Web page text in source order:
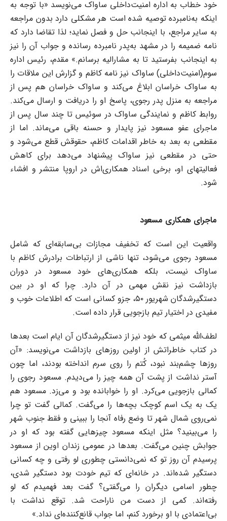
خود خطاب به اداره امنیت‌داخلی ساواک می‌نویسد «با توجه به
اینکه به‌نامبرده توصیه شده است هر مشکلی دارد بدون مراجعه
به سایر مراجع، با اینجانب حل و فصل نماید؛ لذا تقاضا دارد که
نامه ضمیمه را در مشهد به‌پدر نامبرده رسانده و جواب آن را نیز
به اینجانب بفرستید تا به مشارالیه برسانم.» مقدم، رئیس اداره
سوم(امنیت‌داخلی) ساواک نیز نامه کاظم و گزارش این ملاقات را
به ساواک خراسان ابلاغ می‌کند و ساواک خراسان هم پس از
مراجعه به منزل پدر رجوی، پاسخ او را دریافت و ارسال می‌کند.
روابط کاظم و نمایندگی ساواک در سوئیس تا چند سال پس از
ماجرای عفو مسعود نیز پایدار و حسنه باقی می‌ماند. اما از
مقطعی به بعد به خاطر اقدامات کاظم، حقوقش قطع می‌شود و
حتی در مقطعی نیز ساواک پیشنهاد می‌دهد برای کاهش
فعالیتهای او، برخی اسناد همکاری‌اش در اروپا منتشر و افشاء
شود.
ماجرای همکاری مسعود
واقعیت این است که تخفیف مجازات بی‌سابقه‌ای که شامل
مسعود رجوی می‌شود، تنها ناشی از ارتباطات برادرش کاظم با
ساواک نیست، بلکه همکاری‌های خود مسعود در دوران
بازداشت نیز نقش مهمی در آن دارد. چرا که او در بین
دستگیرشدگان شهریور ۵۰، جزو کسانی است که اطلاعات خوب و
مفیدی در اختیار تیم بازجویی قرار داده است.
لطف‌الله میثمی که خود نیز از دستگیرشدگان آن ایام است بعدها
در کتاب خاطراتش از اولین روزهای بازداشت می‌نویسد: «آن
روزها چشم‌بند نبود، کُتم را روی سرم انداخته بودند، اما چون
آستر نداشت از پشت آن همه چیز را می‌دیدم. مسعود رجوی را
کمالی بازجویی می‌کرد. او را خوابانده بود و می‌زد. مسعود هم
یک به یک اسم کوچک بچه‌ها را می‌گفت. کمالی گفت تو چرا
نمی‌روی شمال شهر تا وضع رفاه آنجا را ببینی و فقط جنوب شهر
را می‌بینید؟ مثل اینکه مسعود چیزهایی گفته بود که او در
جوابش چنین می‌گفت. بعدها در عمومی زندان اوین از مسعود
پرسیدم آن روز تو که نمی‌دانستی چطوری لو رفتی و چه کسانی
دستگیر شده‌اند. در خانه‌ای که تیم خودت بود دستگیر شدی،
چطور اسامی دیگران را می‌گفتی؟ گفت بعد فهمیدم که لو
رفته‌اند. کمی از دست من ناراحت شد. توقع نداشت با
بی‌اعتمادی با او برخورد کنم، اما جواب قانع‌کننده‌ای نداد.»